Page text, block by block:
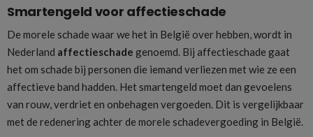
Smartengeld voor affectieschade
De morele schade waar we het in België over hebben, wordt in
Nederland affectieschade genoemd. Bij affectieschade gaat
het om schade bij personen die iemand verliezen met wie ze een
affectieve band hadden. Het smartengeld moet dan gevoelens
van rouw, verdriet en onbehagen vergoeden. Dit is vergelijkbaar
met de redenering achter de morele schadevergoeding in België.